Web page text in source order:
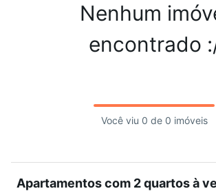
Nenhum
encontrado
Você viu 0 de 0 imóveis
Apartamentos com 2 quartos à